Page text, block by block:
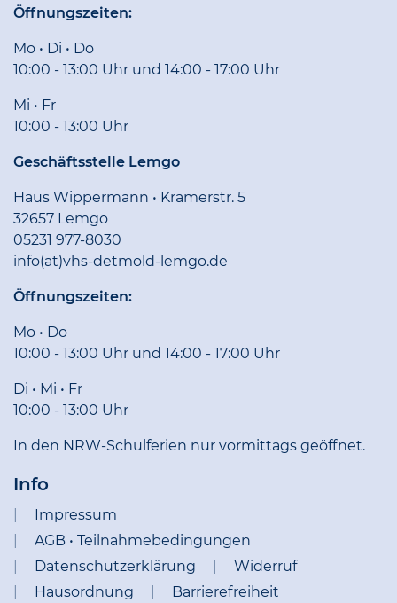
Öffnungszeiten:
Mo • Di • Do
10:00 - 13:00 Uhr und 14:00 - 17:00 Uhr
Mi • Fr
10:00 - 13:00 Uhr
Geschäftsstelle Lemgo
Haus Wippermann • Kramerstr. 5
32657 Lemgo
05231 977-8030
info(at)vhs-detmold-lemgo.de
Öffnungszeiten:
Mo • Do
10:00 - 13:00 Uhr und 14:00 - 17:00 Uhr
Di • Mi • Fr
10:00 - 13:00 Uhr
In den NRW-Schulferien nur vormittags geöffnet.
Info
Impressum
AGB • Teilnahmebedingungen
Datenschutzerklärung
Widerruf
Hausordnung
Barrierefreiheit